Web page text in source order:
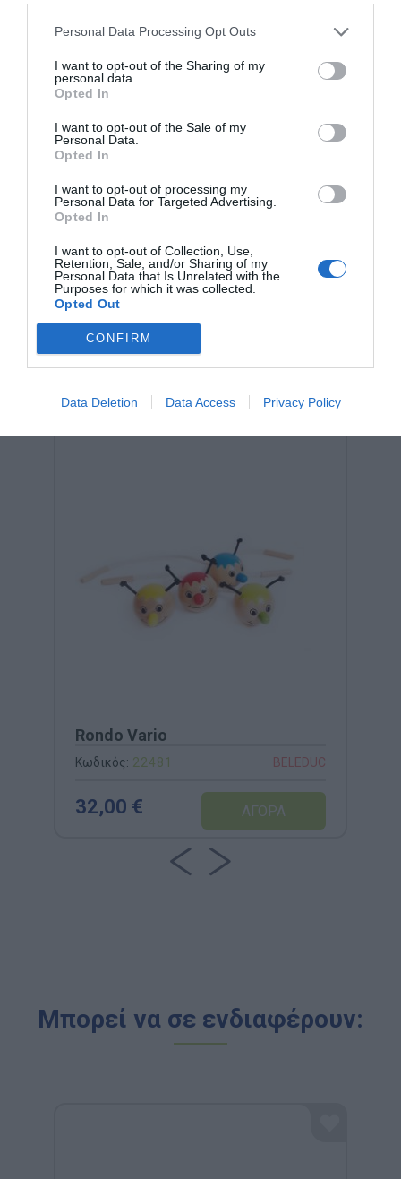
Personal Data Processing Opt Outs
I want to opt-out of the Sharing of my
personal data.
Opted In
I want to opt-out of the Sale of my
Personal Data.
Opted In
I want to opt-out of processing my
Personal Data for Targeted Advertising.
Opted In
I want to opt-out of Collection, Use,
Retention, Sale, and/or Sharing of my
Personal Data that Is Unrelated with the
Purposes for which it was collected.
Opted Out
CONFIRM
Data Deletion Data Access Privacy Policy
ανάπτυξη των παιδιών τους, είτε εκπαιδευτικοί σε
απασχόλησης, η Goula – Diset εγγυάται ανθεκτικότητα
και υψηλή εκπαιδευτική αξία. Από τα XXL παζλ και τα
μαγνητικά παιχνίδια δεξιοτεχνίας μέχρι το
κάθε παιδί να χτίσει την ανεξαρτησία του και να
ανακαλύψει τον κόσμο με ασφάλεια.
Σχετικά προϊόντα
Rondo Vario
Κωδικός: 22481 BELEDUC
32,00 €
Μπορεί να σε ενδιαφέρουν: